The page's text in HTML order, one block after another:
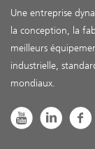
Une entreprise
la conception, la
meilleurs
industrielle,
mondiaux.